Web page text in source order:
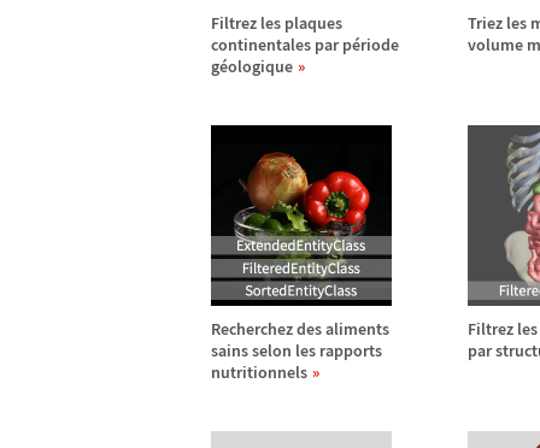
Filtrez les plaques
continentales par période
géologique
Triez les
volume
Recherchez des aliments
sains selon les rapports
nutritionnels
Filtrez
par